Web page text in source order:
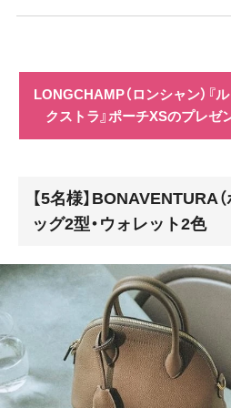
LONGCHAMP（ロンシャン）『
クストラ』ポーチXSのプレゼ
【5名様】BONAVENTURA
ッグ2型・ウォレット2色